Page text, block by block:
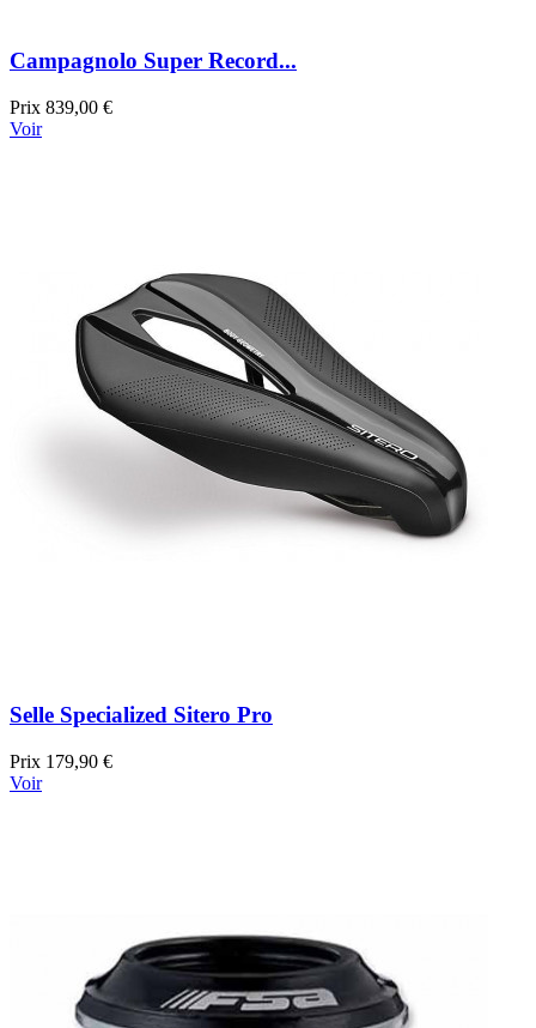
Campagnolo Super Record...
Prix 839,00 €
Voir
Selle Specialized Sitero Pro
Prix 179,90 €
Voir